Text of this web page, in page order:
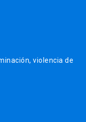
violencia de